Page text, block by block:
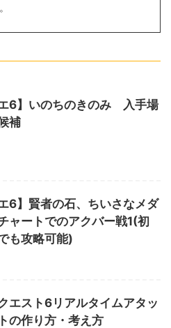
エ6】いのちのきのみ 入手場
補
6】賢者の石、ちいさなメダ
ャートでのアクバー戦1(初
も攻略可能)
エスト6リアルタイムアタッ
の作り方・考え方